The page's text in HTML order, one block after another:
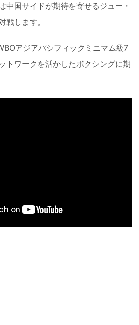
中国サイドが期待を寄せるジュー・
戦します。
アジアパシフィックミニマム級7
トワークを活かしたボクシングに期